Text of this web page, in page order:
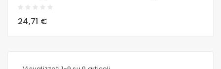
24,71 €
local_grocery_store